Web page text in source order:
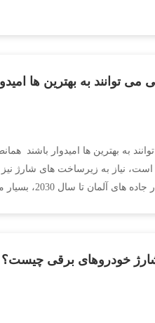
توانند به بهترین ها
به بهترین ها امیدوار باشند
است، نیاز به زیرساخت های شارژ
15 میلیون خودروی